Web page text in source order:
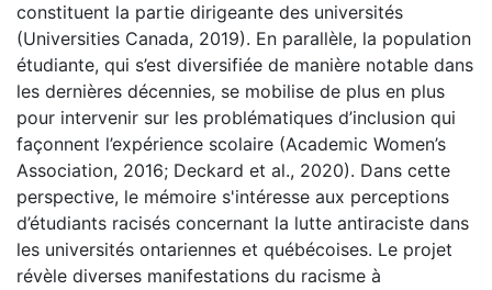
constituent la partie dirigeante des universités
(Universities Canada, 2019). En parallèle, la population
étudiante, qui s’est diversifiée de manière notable dans
les dernières décennies, se mobilise de plus en plus
pour intervenir sur les problématiques d’inclusion qui
façonnent l’expérience scolaire (Academic Women’s
Association, 2016; Deckard et al., 2020). Dans cette
perspective, le mémoire s'intéresse aux perceptions
d’étudiants racisés concernant la lutte antiraciste dans
les universités ontariennes et québécoises. Le projet
révèle diverses manifestations du racisme à